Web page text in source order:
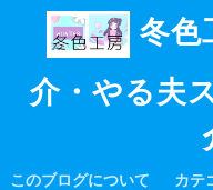
冬
介・やる夫
このブログについて カテ